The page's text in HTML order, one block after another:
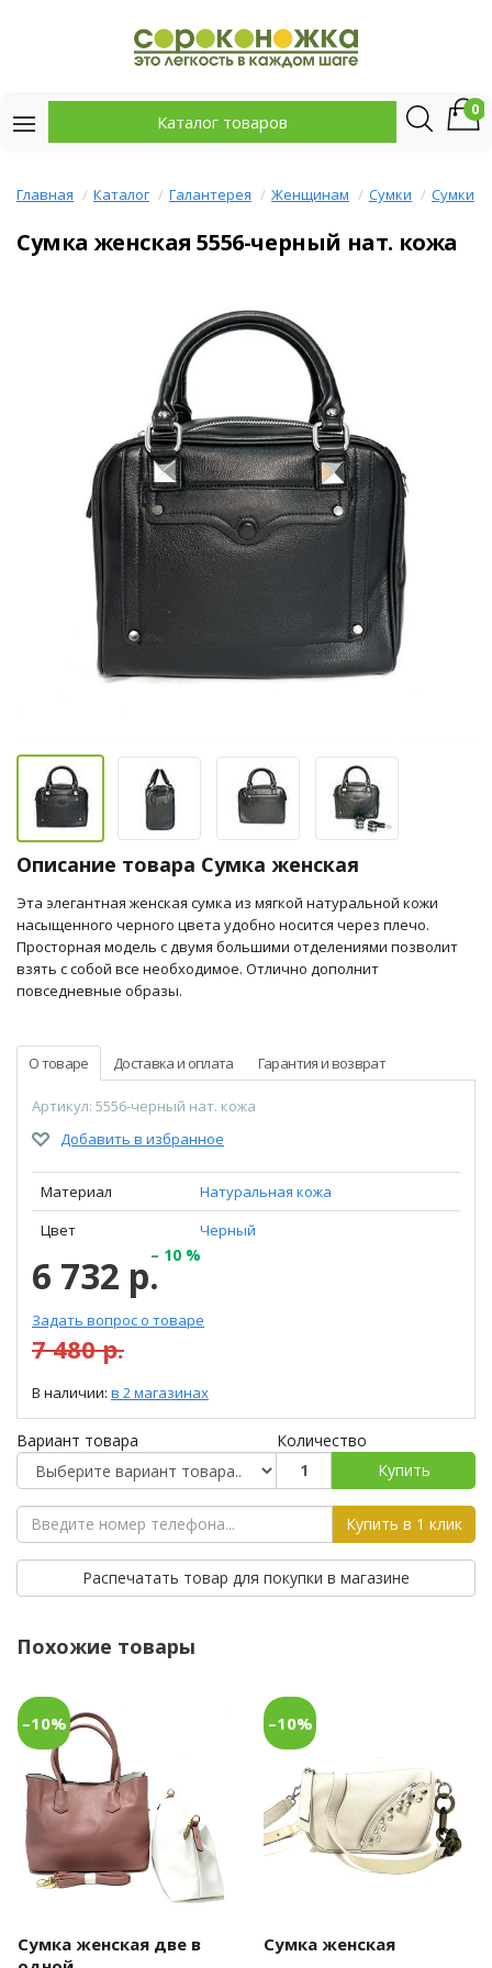
Каталог товаров
0
Главная Каталог Галантерея Женщинам Сумки Сумки
Сумка женская 5556-черный нат. кожа
Описание товара Сумка женская
Эта элегантная женская сумка из мягкой натуральной кожи
насыщенного черного цвета удобно носится через плечо.
Просторная модель с двумя большими отделениями позволит
взять с собой все необходимое. Отлично дополнит
повседневные образы.
О товаре Доставка и оплата Гарантия и возврат
Артикул: 5556-черный нат. кожа
Добавить в избранное
Материал
Натуральная кожа
Цвет
Черный
6 732 р.– 10 %
Задать вопрос о товаре
7 480 р.
В наличии: в 2 магазинах
Вариант товара
Количество
Купить
Купить в 1 клик
Распечатать товар для покупки в магазине
Похожие товары
–10%
Сумка женская две в
–10%
Сумка женская